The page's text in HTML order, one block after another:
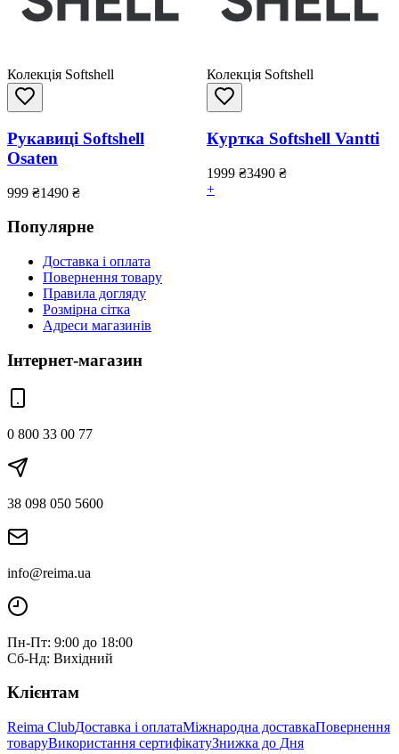
Колекція Softshell
Рукавиці Softshell
Osaten
999 ₴1490 ₴
Колекція Softshell
Куртка Softshell Vantti
1999 ₴3490 ₴
+
Популярне
Доставка і оплата
Повернення товару
Правила догляду
Розмірна сітка
Адреси магазинів
Інтернет-магазин
0 800 33 00 77
38 098 050 5600
info@reima.ua
Пн-Пт: 9:00 до 18:00
Сб-Нд: Вихідний
Клієнтам
Reima ClubДоставка і оплатаМіжнародна доставкаПовернення
товаруВикористання сертифікатуЗнижка до Дня